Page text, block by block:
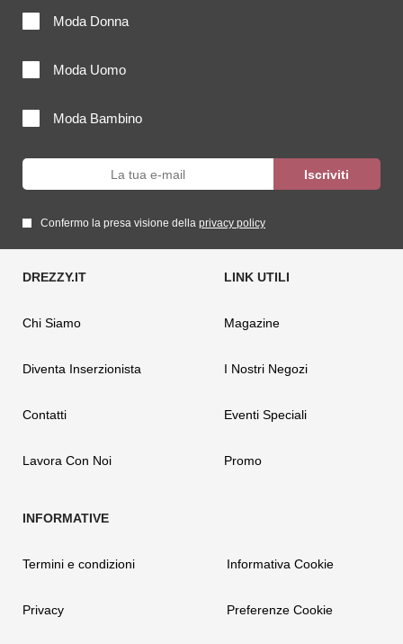
Moda Donna
Moda Uomo
Moda Bambino
Confermo la presa visione della privacy policy
Chi Siamo
Diventa Inserzionista
Contatti
Lavora Con Noi
Magazine
I Nostri Negozi
Eventi Speciali
Promo
Termini e condizioni
Privacy
Informativa Cookie
Preferenze Cookie